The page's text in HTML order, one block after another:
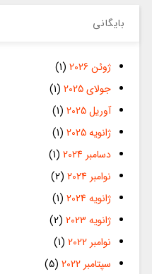
بایگانی
ژوئن 2026
(1)
جولای 2025
(1)
آوریل 2025
(1)
ژانویه 2025
(1)
دسامبر 2024
(1)
نوامبر 2024
(2)
ژانویه 2024
(1)
ژانویه 2023
(2)
نوامبر 2022
(1)
سپتامبر 2022
(5)